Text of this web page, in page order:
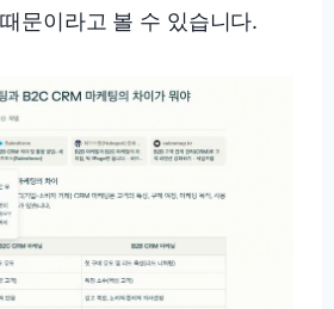
문이라고 볼 수 있습니다.